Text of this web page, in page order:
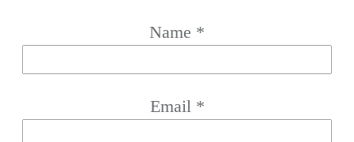
Name *
Email *